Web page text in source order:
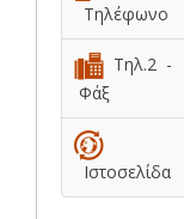
Τηλέφωνο
Τηλ.2 -
Φάξ
Ιστοσελίδα